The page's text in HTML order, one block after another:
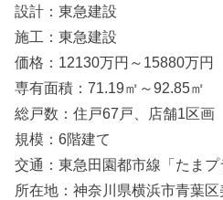
設計：東急建設
施工：東急建設
価格：12130万円～15880万円
専有面積：71.19㎡～92.85㎡
総戸数：住戸67戸、店舗1区画
規模：6階建て
交通：東急田園都市線「たま
所在地：神奈川県横浜市青葉